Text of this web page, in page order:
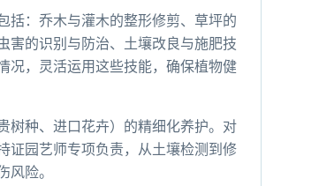
括：乔木与灌木的整形修剪、草坪的
害的识别与防治、土壤改良与施肥技
况，灵活运用这些技能，确保植物健
树种、进口花卉）的精细化养护。对
证园艺师专项负责，从土壤检测到修
险。